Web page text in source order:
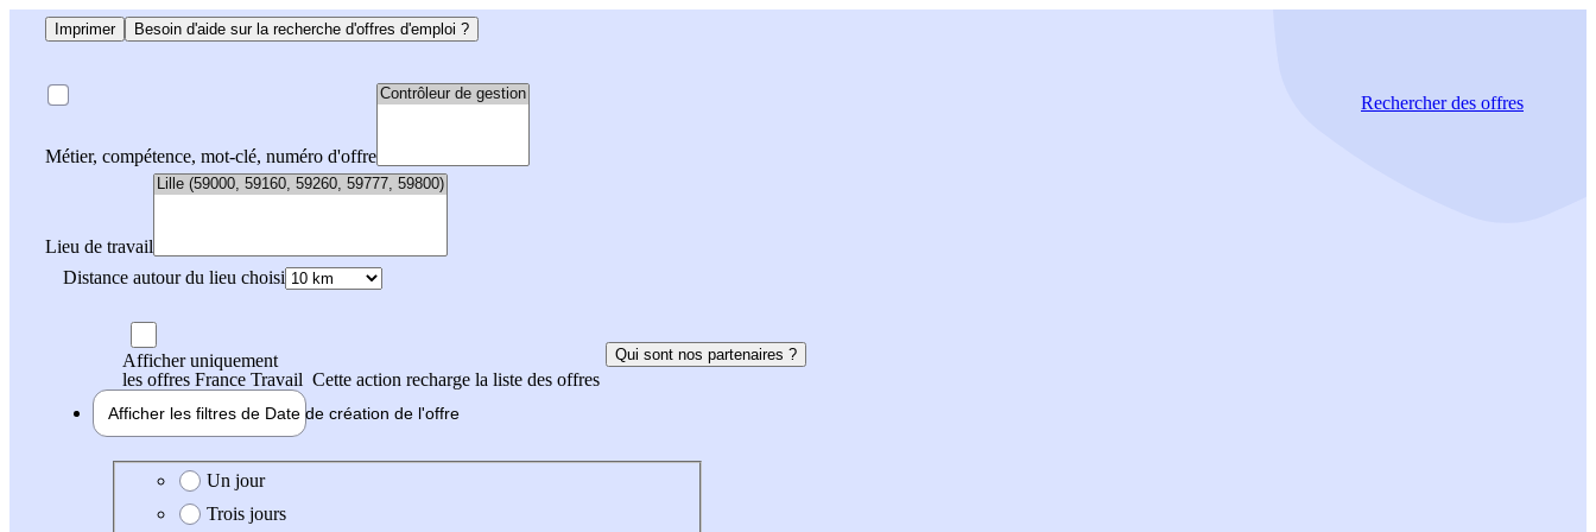
Imprimer Besoin d'aide sur la recherche d'offres d'emploi ?
Métier, compétence, mot-clé, numéro d'offre
Lieu de travail
Distance autour du lieu choisi
Rechercherdes offres
Afficher uniquement
les offres France Travail Cette action recharge la liste des offres
Qui sont nos partenaires ?
Afficher les filtres de Date de création de l'offre
Date de création de l'offre
Un jour
Trois jours